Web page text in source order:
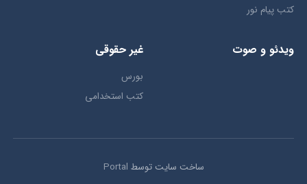
کتب پیام نور
ویدئو و صوت غیر حقوقی
بورس
کتب استخدامی
ساخت سایت توسط Portal